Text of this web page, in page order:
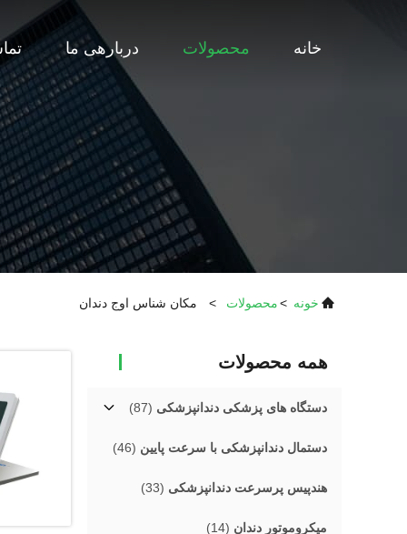
خانه محصولات دربارهی ما
خونه >محصولات > مکان شناس اوج دندان
همه محصولات
دستگاه های پزشکی دندانپزشکی (87)
دستمال دندانپزشکی با سرعت پایین (46)
هندپیس پرسرعت دندانپزشکی (33)
میکروموتور دندان (14)